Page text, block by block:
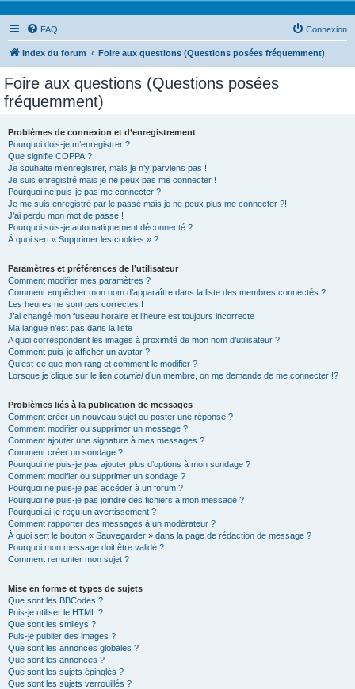
FAQ Connexion
Index du forum Foire aux questions (Questions posées fréquemment)
Foire aux questions (Questions posées
fréquemment)
Problèmes de connexion et d’enregistrement
Pourquoi dois-je m’enregistrer ?
Que signifie COPPA ?
Je souhaite m’enregistrer, mais je n’y parviens pas !
Je suis enregistré mais je ne peux pas me connecter !
Pourquoi ne puis-je pas me connecter ?
Je me suis enregistré par le passé mais je ne peux plus me connecter ?!
J’ai perdu mon mot de passe !
Pourquoi suis-je automatiquement déconnecté ?
À quoi sert « Supprimer les cookies » ?
Paramètres et préférences de l’utilisateur
Comment modifier mes paramètres ?
Comment empêcher mon nom d’apparaître dans la liste des membres connectés ?
Les heures ne sont pas correctes !
J’ai changé mon fuseau horaire et l’heure est toujours incorrecte !
Ma langue n’est pas dans la liste !
A quoi correspondent les images à proximité de mon nom d’utilisateur ?
Comment puis-je afficher un avatar ?
Qu’est-ce que mon rang et comment le modifier ?
Lorsque je clique sur le lien courrield’un membre, on me demande de me connecter !?
Problèmes liés à la publication de messages
Comment créer un nouveau sujet ou poster une réponse ?
Comment modifier ou supprimer un message ?
Comment ajouter une signature à mes messages ?
Comment créer un sondage ?
Pourquoi ne puis-je pas ajouter plus d’options à mon sondage ?
Comment modifier ou supprimer un sondage ?
Pourquoi ne puis-je pas accéder à un forum ?
Pourquoi ne puis-je pas joindre des fichiers à mon message ?
Pourquoi ai-je reçu un avertissement ?
Comment rapporter des messages à un modérateur ?
À quoi sert le bouton « Sauvegarder » dans la page de rédaction de message ?
Pourquoi mon message doit être validé ?
Comment remonter mon sujet ?
Mise en forme et types de sujets
Que sont les BBCodes ?
Puis-je utiliser le HTML ?
Que sont les smileys ?
Puis-je publier des images ?
Que sont les annonces globales ?
Que sont les annonces ?
Que sont les sujets épinglés ?
Que sont les sujets verrouillés ?